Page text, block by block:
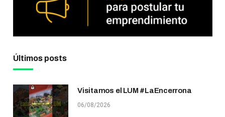
Últimos posts
Visitamos el LUM #LaEncerrona
06/08/2026